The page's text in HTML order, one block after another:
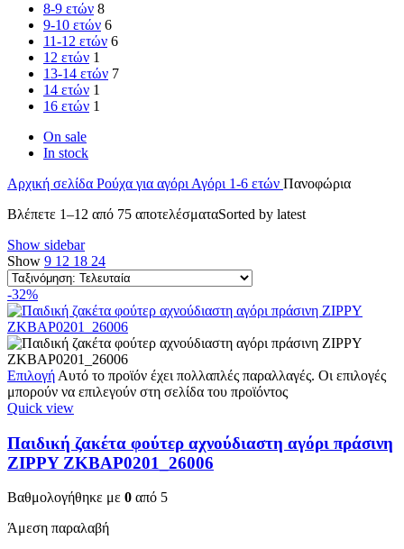
8-9 ετών 8
9-10 ετών 6
11-12 ετών 6
12 ετών 1
13-14 ετών 7
14 ετών 1
16 ετών 1
On sale
In stock
Αρχική σελίδα Ρούχα για αγόρι Αγόρι 1-6 ετών Πανοφώρια
Βλέπετε 1–12 από 75 αποτελέσματαSorted by latest
Show sidebar
Show 9 12 18 24
-32%
Επιλογή Αυτό το προϊόν έχει πολλαπλές παραλλαγές. Οι επιλογές
μπορούν να επιλεγούν στη σελίδα του προϊόντος
Quick view
Παιδική ζακέτα φούτερ αχνούδιαστη αγόρι πράσινη
ZIPPY ZKBAP0201_26006
Βαθμολογήθηκε με 0 από 5
Άμεση παραλαβή